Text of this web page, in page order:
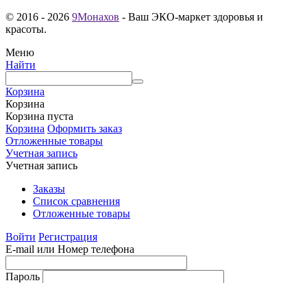
© 2016 - 2026 9Монахов - Ваш ЭКО-маркет здоровья и
красоты.
Меню
Найти
Корзина
Корзина
Корзина пуста
Корзина Оформить заказ
Отложенные товары
Учетная запись
Учетная запись
Заказы
Список сравнения
Отложенные товары
Войти Регистрация
E-mail или Номер телефона
Пароль